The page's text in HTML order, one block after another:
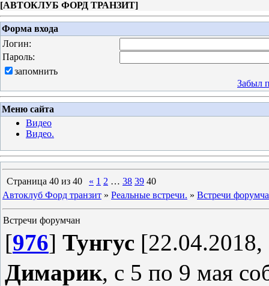
[АВТОКЛУБ ФОРД ТРАНЗИТ]
Форма входа
Логин:
Пароль:
запомнить
Забыл
Меню сайта
Видео
Видео.
Страница 40 из 40 « 1 2 … 38 39 40
Автоклуб Форд транзит » Реальные встречи. » Встречи
Встречи форумчан
[976] Тунгус
Димарик, с 5 по 9 мая